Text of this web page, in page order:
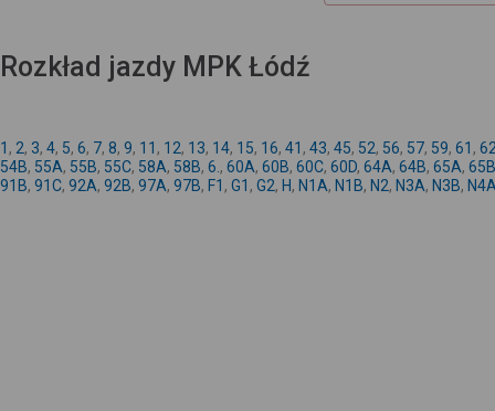
Rozkład jazdy MPK Łódź
1 , 2, 3, 4, 5, 6, 7, 8, 9, 11 , 12, 13, 14, 15, 16, 41 , 43, 45, 52, 56, 57, 59, 61 ,
54B, 55A, 55B, 55C, 58A, 58B, 6. , 60A, 60B, 60C, 60D, 64A, 64B, 65A, 65B
91B, 91C, 92A, 92B, 97A, 97B, F1 , G1 , G2, H, N1A, N1B, N2, N3A, N3B,